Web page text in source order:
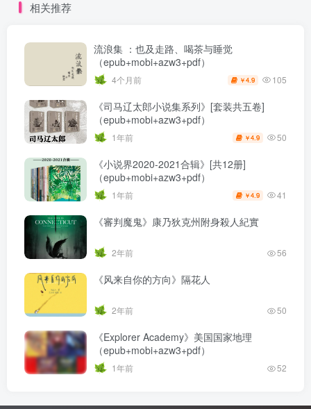
相关推荐
流浪集 ：也及走路、喝茶与睡觉
（epub+mobi+azw3+pdf）
4个月前 ￥4.9 105
《司马辽太郎小说集系列》[套装共五卷]
（epub+mobi+azw3+pdf）
1年前 ￥4.9 50
《小说界2020-2021合辑》[共12册]
（epub+mobi+azw3+pdf）
1年前 ￥4.9 41
《審判魔鬼》康乃狄克州附身殺人紀實
2年前 56
《风来自你的方向》隔花人
2年前 50
《Explorer Academy》美国国家地理
（epub+mobi+azw3+pdf）
1年前 52